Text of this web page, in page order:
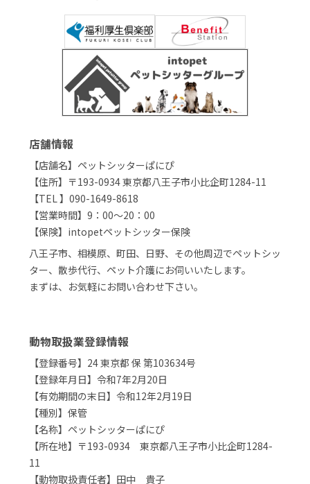
店舗情報
【店舗名】ペットシッターぱにぴ
【住所】〒193-0934 東京都八王子市小比企町1284-11
【TEL 】090-1649-8618
【営業時間】9：00～20：00
【保険】intopetペットシッター保険
八王子市、相模原、町田、日野、その他周辺でペットシッ
ター、散歩代行、ペット介護にお伺いいたします。
まずは、お気軽にお問い合わせ下さい。
動物取扱業登録情報
【登録番号】24 東京都 保 第103634号
【登録年月日】令和7年2月20日
【有効期間の末日】令和12年2月19日
【種別】保管
【名称】ペットシッターぱにぴ
【所在地】〒193-0934 東京都八王子市小比企町1284-
11
【動物取扱責任者】田中 貴子